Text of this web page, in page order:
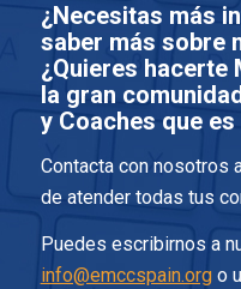
¿Necesitas más
saber más sobre
¿Quieres hacerte
la gran
y Coaches que es
Contacta con nosotros
de atender todas tus
Puedes escribirnos a
info@emccspain.orgo